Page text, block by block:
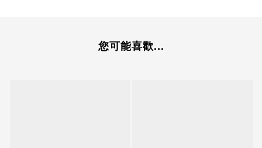
您可能喜歡...